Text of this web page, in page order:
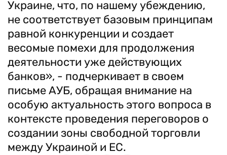
Украине, что, по нашему убеждению,
не соответствует базовым принципам
равной конкуренции и создает
весомые помехи для продолжения
деятельности уже действующих
банков», - подчеркивает в своем
письме АУБ, обращая внимание на
особую актуальность этого вопроса в
контексте проведения переговоров о
создании зоны свободной торговли
между Украиной и ЕС.